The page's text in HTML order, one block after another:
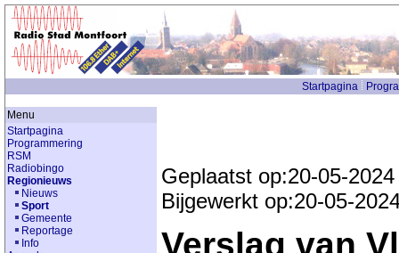
Startpagina
Menu
Startpagina
Programmering
RSM
Radiobingo
Regionieuws
Nieuws
Sport
Gemeente
Reportage
Info
Geplaatst op:20-05-2024
Bijgewerkt op:20-05-
Verslag van